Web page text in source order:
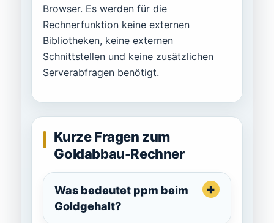
Browser. Es werden für die
Rechnerfunktion keine externen
Bibliotheken, keine externen
Schnittstellen und keine zusätzlichen
Serverabfragen benötigt.
Kurze Fragen zum
Goldabbau-Rechner
Was bedeutet ppm beim
Goldgehalt?